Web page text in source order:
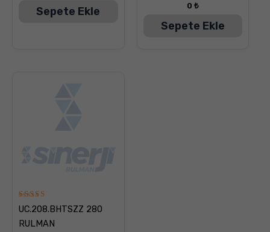
Sepete Ekle
0 ₺
Sepete Ekle
5
üzerinden
5.00
oy aldı
UC.208.BHTSZZ 280
RULMAN